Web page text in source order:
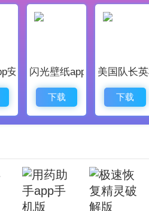
件评测
支持各种苹果设备的数据
来十分的方便简单，所有的
常的强大。
安卓版闪光壁纸app安卓最新版
下载
美国队长
下载